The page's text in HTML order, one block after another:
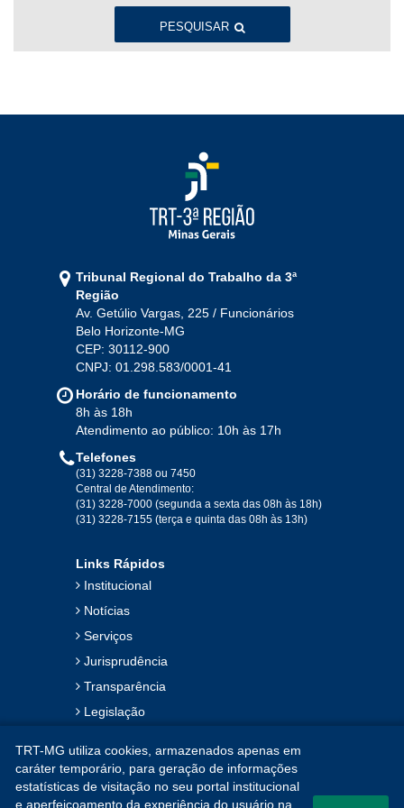
Nov Dez
Nov
2021
Ago
Set Out Nov Dez
Set
2019
Fev Mar Abr Mai Jun
Jul
Fev
Set Out
Jan Fev Mar Abr Mai Jun
Ago
Set Out Nov Dez
PESQUISAR
Tribunal Regional do Trabalho da 3ª
Região
Av. Getúlio Vargas, 225 / Funcionários
Belo Horizonte-MG
CEP: 30112-900
CNPJ: 01.298.583/0001-41
Horário de funcionamento
8h às 18h
Atendimento ao público: 10h às 17h
Telefones
(31) 3228-7388 ou 7450
Central de Atendimento:
(31) 3228-7000 (segunda a sexta das 08h às 18h)
(31) 3228-7155 (terça e quinta das 08h às 13h)
Links Rápidos
Institucional
Notícias
Serviços
Jurisprudência
Transparência
Legislação
Contato
Mapa do Site
TRT-MG utiliza cookies, armazenados apenas em
caráter temporário, para geração de informações
estatísticas de visitação no seu portal institucional
e aperfeiçoamento da experiência do usuário na